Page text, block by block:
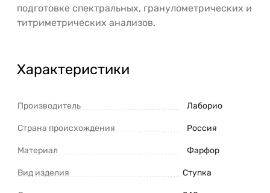
подготовке спектральных, гранулометрических и
титриметрических анализов.
Характеристики
Производитель Лаборио
Страна происхождения Россия
Материал Фарфор
Вид изделия Ступка